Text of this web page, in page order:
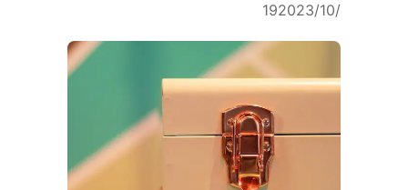
19‏/10‏/2023